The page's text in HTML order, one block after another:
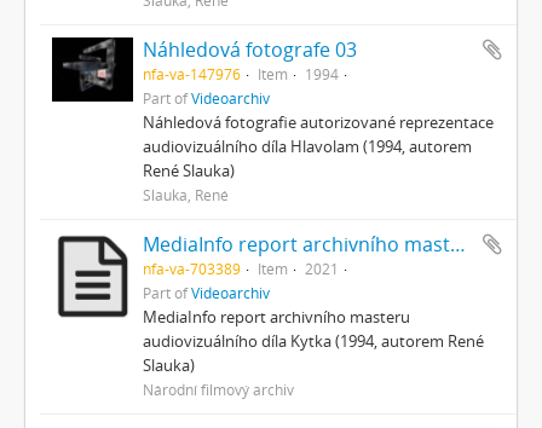
Náhledová fotografe 03
nfa-va-147976 Item
1994
Part ofVideoarchiv
Náhledová fotografie autorizované reprezentace
audiovizuálního díla Hlavolam (1994, autorem
René Slauka)
Slauka, René
MediaInfo report archivního masteru
nfa-va-703389 Item
2021
Part ofVideoarchiv
MediaInfo report archivního masteru
audiovizuálního díla Kytka (1994, autorem René
Slauka)
Národní filmový archiv